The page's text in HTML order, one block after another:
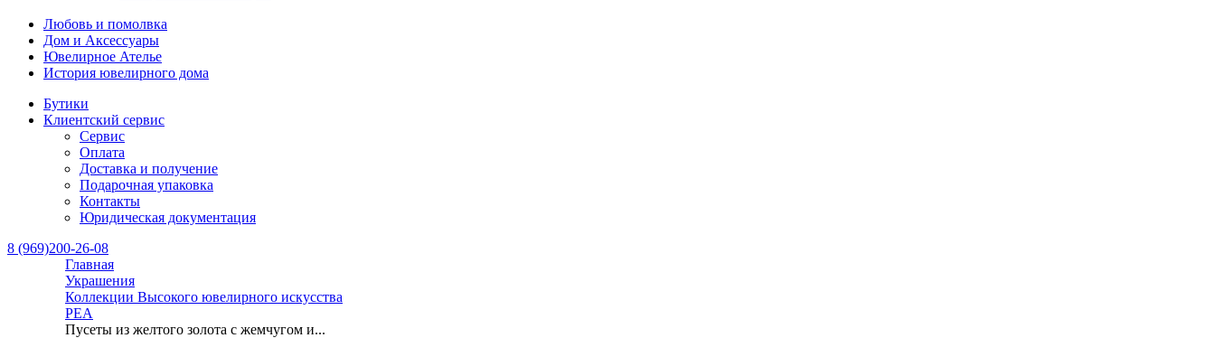
Любовь и помолвка
Дом и Аксессуары
Ювелирное Ателье
История ювелирного дома
Бутики
Клиентский сервис
Сервис
Оплата
Доставка и получение
Подарочная упаковка
Контакты
Юридическая документация
8 (969)200-26-08
Главная
Украшения
Коллекции Высокого ювелирного искусства
PEA
Пусеты из желтого золота с жемчугом и...